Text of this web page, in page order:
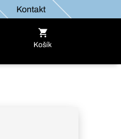
Kontakt
Košík